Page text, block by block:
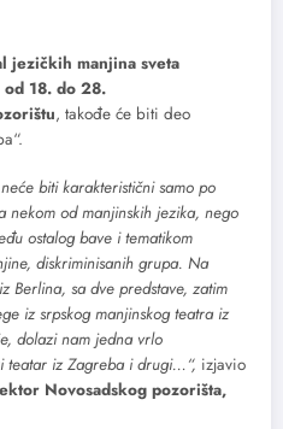
jezičkih manjina sveta
od 18. do 28.
, takođe će biti deo
biti karakteristični samo po
nekom od manjinskih jezika, nego
ostalog bave i tematikom
diskriminisanih grupa. Na
Berlina, sa dve predstave, zatim
iz srpskog manjinskog teatra iz
dolazi nam jedna vrlo
teatar iz Zagreba i drugi…“, izjavio
Novosadskog pozorišta,